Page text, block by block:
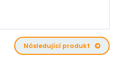
Následující produkt